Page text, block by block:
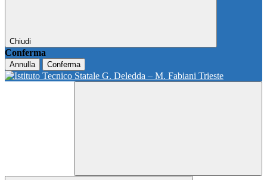
Chiudi
Conferma
Annulla Conferma